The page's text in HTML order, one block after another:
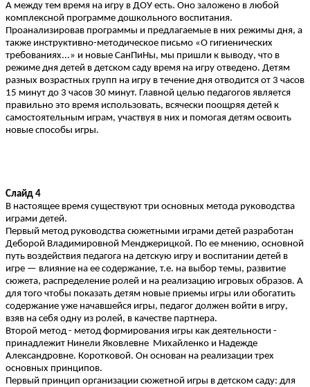
А между тем время на игру в ДОУ есть. Оно заложено в любой
комплексной программе дошкольного воспитания.
Проанализировав программы и предлагаемые в них режимы дня, а
также инструктивно-методическое письмо «О гигиенических
требованиях...» и новые СанПиНы, мы пришли к выводу, что в
режиме дня детей в детском саду время на игру отведено. Детям
разных возрастных групп на игру в течение дня отводится от 3 часов
15 минут до 3 часов 30 минут. Главной целью педагогов является
правильно это время использовать, всячески поощряя детей к
самостоятельным играм, участвуя в них и помогая детям освоить
новые способы игры.
Слайд 4
В настоящее время существуют три основных метода руководства
играми детей.
Первый метод руководства сюжетными играми детей разработан
Деборой Владимировной Менджерицкой. По ее мнению, основной
путь воздействия педагога на детскую игру и воспитании детей в
игре — влияние на ее содержание, т.е. на выбор темы, развитие
сюжета, распределение ролей и на реализацию игровых образов. А
для того чтобы показать детям новые приемы игры или обогатить
содержание уже начавшейся игры, педагог должен войти в игру,
взяв на себя одну из ролей, в качестве партнера.
Второй метод - метод формирования игры как деятельности -
принадлежит Нинели Яковлевне Михайленко и Надежде
Александровне. Коротковой. Он основан на реализации трех
основных принципов.
Первый принцип организации сюжетной игры в детском саду: для